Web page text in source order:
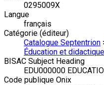
0295009X
Langue
français
Catégorie (éditeur)
Catalogue Septentrion
Éducation et
BISAC Subject Heading
EDU000000
Code publique Onix